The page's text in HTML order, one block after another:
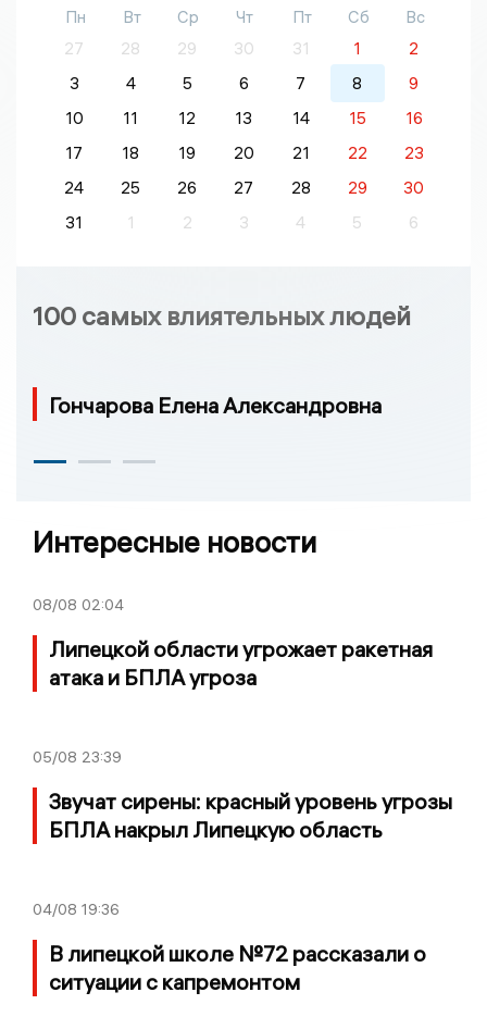
Пн Вт Ср Чт Пт Сб
Вс
27
28 29 30 31 1
2
3
4 5 6 7 8
9
10
11 12 13 14 15
16
17
18 19 20 21 22
23
24
25 26 27 28 29
30
31
1 2 3 4 5 6
100 самых влиятельных людей
Гончарова Елена Александровна
Интересные новости
08/08 02:04
Липецкой области угрожает ракетная
атака и БПЛА угроза
05/08 23:39
Звучат сирены: красный уровень угрозы
БПЛА накрыл Липецкую область
04/08 19:36
В липецкой школе №72 рассказали о
ситуации с капремонтом